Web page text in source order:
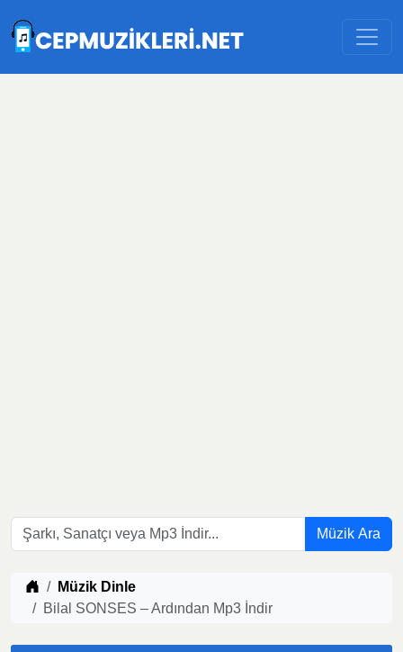
Müzik Ara
Müzik indir
Müzik Dinle
Bilal SONSES – Ardından Mp3 İndir